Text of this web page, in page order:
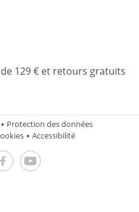
129 € et retours gratuits
Protection des données
Accessibilité